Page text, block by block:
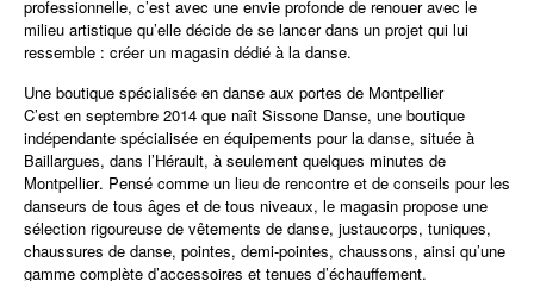
professionnelle, c’est avec une envie profonde de renouer avec le
milieu artistique qu’elle décide de se lancer dans un projet qui lui
ressemble : créer un magasin dédié à la danse.
Une boutique spécialisée en danse aux portes de Montpellier
C’est en septembre 2014 que naît Sissone Danse, une boutique
indépendante spécialisée en équipements pour la danse, située à
Baillargues, dans l’Hérault, à seulement quelques minutes de
Montpellier. Pensé comme un lieu de rencontre et de conseils pour les
danseurs de tous âges et de tous niveaux, le magasin propose une
sélection rigoureuse de vêtements de danse, justaucorps, tuniques,
chaussures de danse, pointes, demi-pointes, chaussons, ainsi qu’une
gamme complète d’accessoires et tenues d’échauffement.